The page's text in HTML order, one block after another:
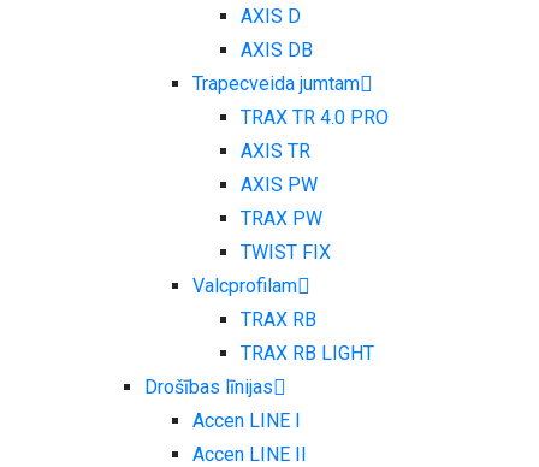
AXIS D
AXIS DB
Trapecveida jumtam
TRAX TR 4.0 PRO
AXIS TR
AXIS PW
TRAX PW
TWIST FIX
Valcprofilam
TRAX RB
TRAX RB LIGHT
Drošības līnijas
Accen LINE I
Accen LINE II